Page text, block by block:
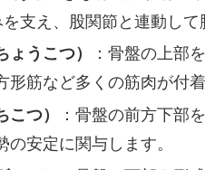
を支え、股関節と連動し
ょうこつ）
：骨盤の上部
形筋など多くの筋肉が付
こつ）
：骨盤の前方下部
の安定に関与します。